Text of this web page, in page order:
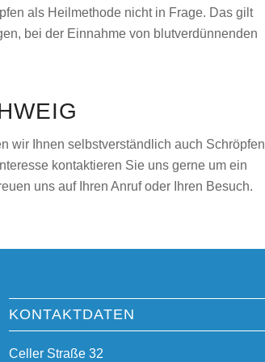
als Heilmethode nicht in Frage. Das gilt
bei der Einnahme von blutverdünnenden
wir Ihnen selbstverständlich auch Schröpfen
kontaktieren Sie uns gerne um ein
uns auf Ihren Anruf oder Ihren Besuch.
KONTAKTDATEN
Celler Straße 32